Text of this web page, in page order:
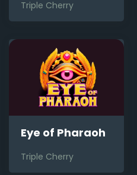
Triple Cherry
Eye of Pharaoh
Triple Cherry